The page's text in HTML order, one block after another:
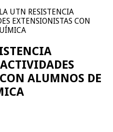
UTN RESISTENCIA
EXTENSIONISTAS CON
ALUMNOS DE